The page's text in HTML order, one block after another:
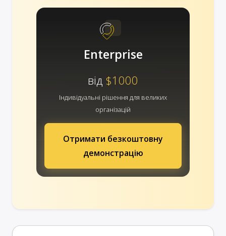
Enterprise
від $1000
Індивідуальні рішення для великих
організацій
Отримати безкоштовну
демонстрацію